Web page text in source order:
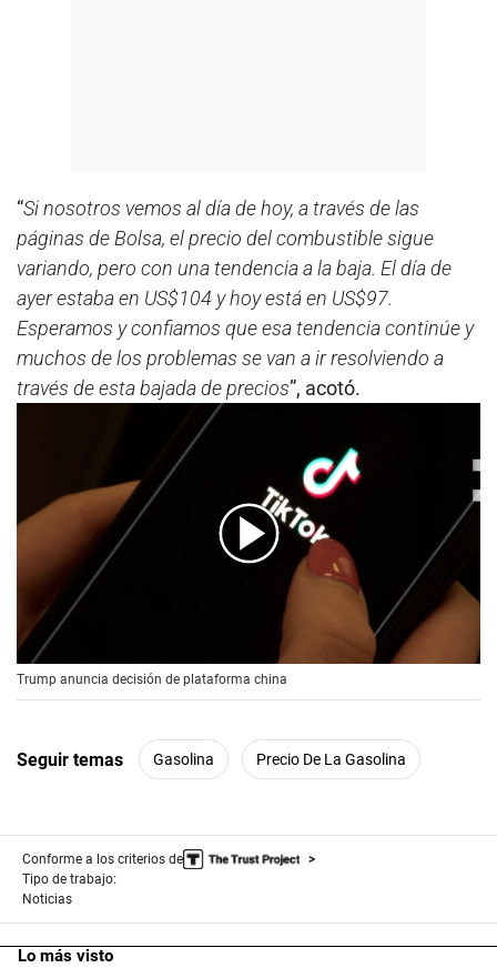
“Si nosotros vemos al día de hoy, a través de las
páginas de Bolsa, el precio del combustible sigue
variando, pero con una tendencia a la baja. El día de
ayer estaba en US$104 y hoy está en US$97.
Esperamos y confiamos que esa tendencia continúe y
muchos de los problemas se van a ir resolviendo a
través de esta bajada de precios”, acotó.
Trump anuncia decisión de plataforma china
Seguir temas Gasolina Precio De La Gasolina
Conforme a los criterios de
Tipo de trabajo:
Noticias
Lo más visto